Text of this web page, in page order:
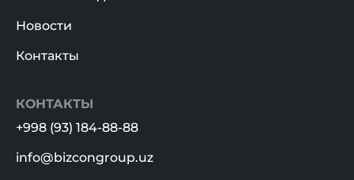
Новости
Контакты
КОНТАКТЫ
+998 (93) 184-88-88
info@bizcongroup.uz